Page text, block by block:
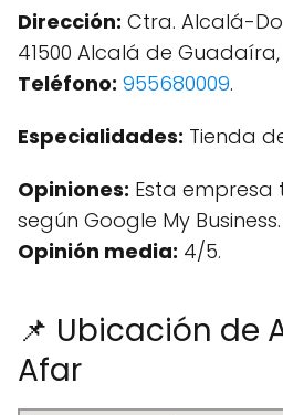
Dirección: Ctra. Alcalá-
41500 Alcalá de Guadaíra,
Teléfono: 955680009.
Especialidades: Tienda
Opiniones: Esta empresa
según Google My Business.
Opinión media: 4/5.
📌 Ubicación de
Afar